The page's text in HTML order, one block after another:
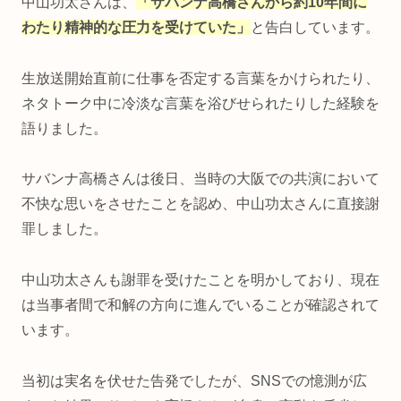
わたり精神的な圧力を受けていた」
と告白しています。
生放送開始直前に仕事を否定する言葉をかけられたり、
ネタトーク中に冷淡な言葉を浴びせられたりした経験を
語りました。
サバンナ高橋さんは後日、当時の大阪での共演において
不快な思いをさせたことを認め、中山功太さんに直接謝
罪しました。
中山功太さんも謝罪を受けたことを明かしており、現在
は当事者間で和解の方向に進んでいることが確認されて
います。
当初は実名を伏せた告発でしたが、SNSでの憶測が広